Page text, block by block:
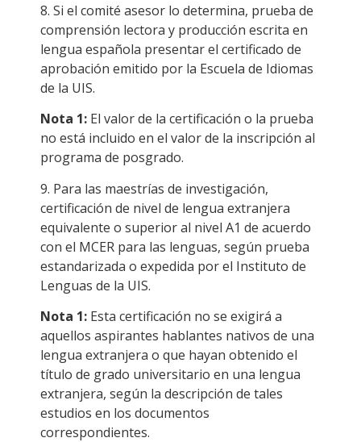
8. Si el comité asesor lo determina, prueba de
comprensión lectora y producción escrita en
lengua española presentar el certificado de
aprobación emitido por la Escuela de Idiomas
de la UIS.
Nota 1: El valor de la certificación o la prueba
no está incluido en el valor de la inscripción al
programa de posgrado.
9. Para las maestrías de investigación,
certificación de nivel de lengua extranjera
equivalente o superior al nivel A1 de acuerdo
con el MCER para las lenguas, según prueba
estandarizada o expedida por el Instituto de
Lenguas de la UIS.
Nota 1: Esta certificación no se exigirá a
aquellos aspirantes hablantes nativos de una
lengua extranjera o que hayan obtenido el
título de grado universitario en una lengua
extranjera, según la descripción de tales
estudios en los documentos
correspondientes.